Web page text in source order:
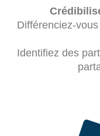
Différenciez-
Identifiez des